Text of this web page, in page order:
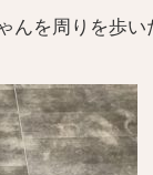
んを周りを歩